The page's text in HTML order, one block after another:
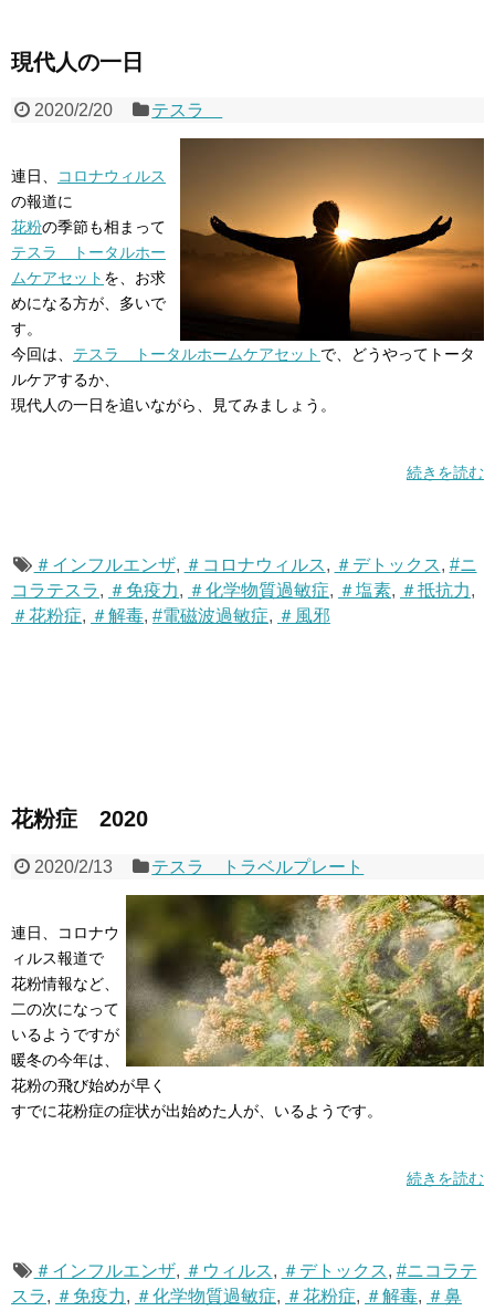
現代人の一日
2020/2/20 テスラ
連日、
コロナウィルス
の報道に
花粉の季節も相まって
テスラ トータルホー
ムケアセット を、お求
めになる方が、多いで
す。
今回は、 テスラ トータルホームケアセット で、どうやってトータ
ルケアするか、
現代人の一日を追いながら、見てみましょう。
続きを読む
＃インフルエンザ, ＃コロナウィルス, ＃デトックス, #ニ
コラテスラ, ＃免疫力, ＃化学物質過敏症, ＃塩素, ＃抵抗力,
＃花粉症, ＃解毒, #電磁波過敏症, ＃風邪
花粉症 2020
2020/2/13 テスラ トラベルプレート
連日、コロナウ
ィルス報道で
花粉情報など、
二の次になって
いるようですが
暖冬の今年は、
花粉の飛び始めが早く
すでに花粉症の症状が出始めた人が、いるようです。
続きを読む
＃インフルエンザ, ＃ウィルス, ＃デトックス, #ニコラテ
スラ, ＃免疫力, ＃化学物質過敏症, ＃花粉症, ＃解毒, ＃鼻